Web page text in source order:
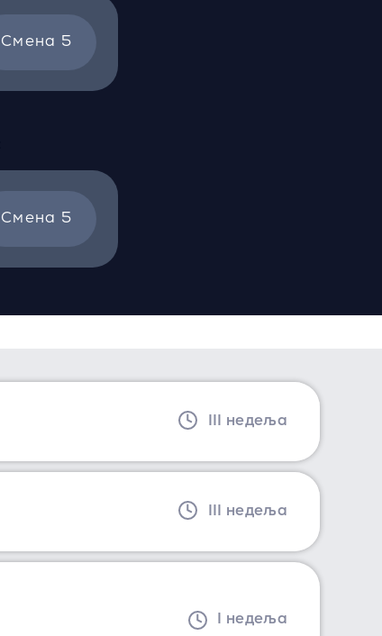
Смена 5
Смена 5
III недеља
III недеља
I недеља